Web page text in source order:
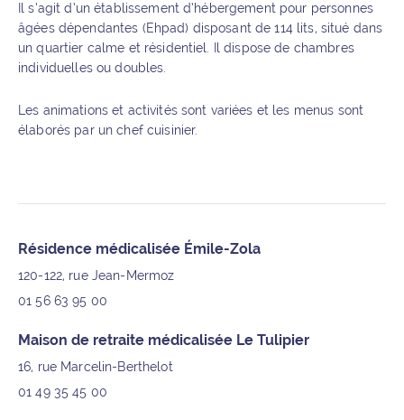
Il s’agit d’un établissement d’hébergement pour personnes
âgées dépendantes (Ehpad) disposant de 114 lits, situé dans
un quartier calme et résidentiel. Il dispose de chambres
individuelles ou doubles.
Les animations et activités sont variées et les menus sont
élaborés par un chef cuisinier.
Informations supplémentaires
Résidence médicalisée Émile-Zola
120-122, rue Jean-Mermoz
01 56 63 95 00
Maison de retraite médicalisée Le Tulipier
16, rue Marcelin-Berthelot
01 49 35 45 00